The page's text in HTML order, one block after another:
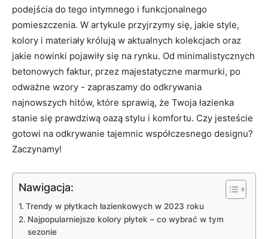
podejścia do tego ⁤intymnego i funkcjonalnego
‍pomieszczenia.⁣ W artykule przyjrzymy się, jakie style,
kolory i materiały królują w aktualnych kolekcjach​ oraz
jakie nowinki pojawiły się na rynku. Od minimalistycznych
‍betonowych faktur, ‌przez majestatyczne marmurki, po
odważne wzory ⁤- zapraszamy do odkrywania ​
najnowszych hitów, ‌które ‍sprawią, ⁣że Twoja⁢ łazienka
stanie się prawdziwą oazą stylu i komfortu. Czy jesteście
gotowi na‌ odkrywanie ⁤tajemnic współczesnego designu?
Zaczynamy!
Nawigacja:
Trendy w płytkach łazienkowych ‍w 2023 roku
Najpopularniejsze kolory płytek – ⁤co wybrać w tym⁤
sezonie